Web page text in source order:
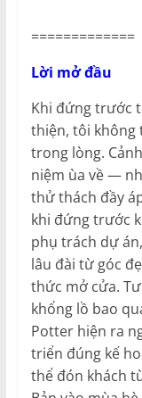
=============
Lời mở đầu
Khi đứng trước
thiện, tôi không
trong lòng.
niệm ùa về —
thử thách đầy
khi đứng trước
phụ trách dự
lâu đài từ góc
thức mở cửa.
khổng lồ bao
Potter hiện ra
triển đúng kế
thể đón khách